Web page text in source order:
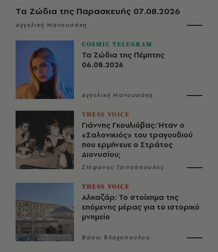
Τα Ζώδια της Παρασκευής 07.08.2026
Αγγελική Μανουσάκη
COSMIC TELEGRAM
Τα Ζώδια της Πέμπτης
06.08.2026
Αγγελική Μανουσάκη
THESS VOICE
Γιάννης Γκουλιόβας: Ήταν ο
«Σαλονικιός» του τραγουδιού
που ερμήνευε ο Στράτος
Διονυσίου;
Στέφανος Τσιτσόπουλος
THESS VOICE
Αλκαζάρ: Το στοίχημα της
επόμενης μέρας για το ιστορικό
μνημείο
Βάσω Βλαχοπούλου